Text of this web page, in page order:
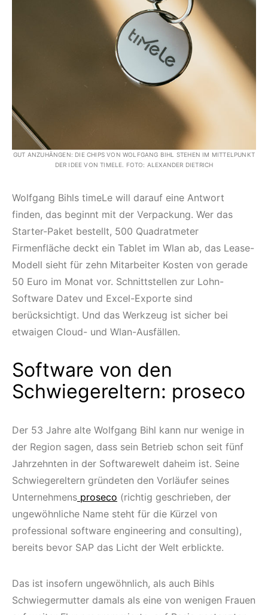
GUT ANZUHÄNGEN: DIE CHIPS VON WOLFGANG BIHL STEHEN IM MITTELPUNKT
DER IDEE VON TIMELE. FOTO: ALEXANDER DIETRICH
Wolfgang Bihls timeLe will darauf eine Antwort
finden, das beginnt mit der Verpackung. Wer das
Starter-Paket bestellt, 500 Quadratmeter
Firmenfläche deckt ein Tablet im Wlan ab, das Lease-
Modell sieht für zehn Mitarbeiter Kosten von gerade
50 Euro im Monat vor. Schnittstellen zur Lohn-
Software Datev und Excel-Exporte sind
berücksichtigt. Und das Werkzeug ist sicher bei
etwaigen Cloud- und Wlan-Ausfällen.
Software von den
Schwiegereltern: proseco
Der 53 Jahre alte Wolfgang Bihl kann nur wenige in
der Region sagen, dass sein Betrieb schon seit fünf
Jahrzehnten in der Softwarewelt daheim ist. Seine
Schwiegereltern gründeten den Vorläufer seines
Unternehmens proseco (richtig geschrieben, der
ungewöhnliche Name steht für die Kürzel von
professional software engineering and consulting),
bereits bevor SAP das Licht der Welt erblickte.
Das ist insofern ungewöhnlich, als auch Bihls
Schwiegermutter damals als eine von wenigen Frauen